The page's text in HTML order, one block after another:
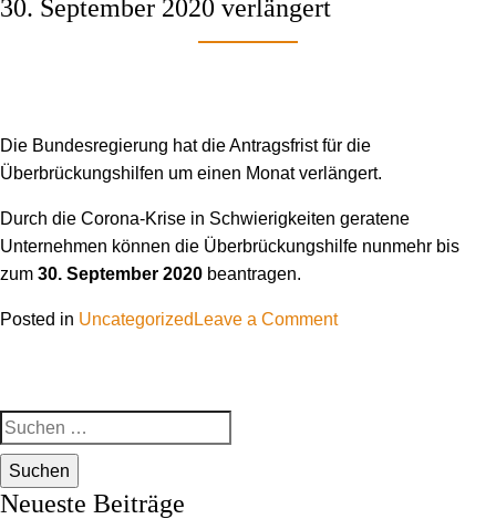
30. September 2020 verlängert
Die Bundesregierung hat die Antragsfrist für die
Überbrückungshilfen um einen Monat verlängert.
Durch die Corona-Krise in Schwierigkeiten geratene
Unternehmen können die Überbrückungshilfe nunmehr bis
zum 30. September 2020 beantragen.
Posted in Uncategorized Leave a Commenton
Suchen
nach:
Neueste Beiträge